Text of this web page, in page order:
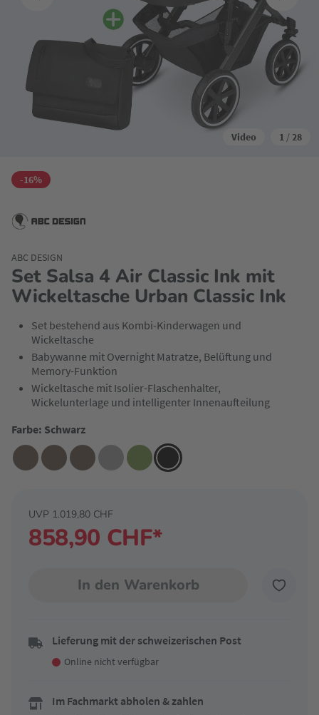
Video 1 / 28
-16%
Set Salsa 4 Air Classic Ink mit
Wickeltasche Urban Classic Ink
ABC DESIGN
Set bestehend aus Kombi-Kinderwagen und
Wickeltasche
Babywanne mit Overnight Matratze, Belüftung und
Memory-Funktion
Wickeltasche mit Isolier-Flaschenhalter,
Wickelunterlage und intelligenter Innenaufteilung
Farbe: Schwarz
858,90 CHF*
UVP 1.019,80 CHF
In den Warenkorb
Lieferung mit der schweizerischen Post
Online nicht verfügbar
Im Fachmarkt abholen & zahlen